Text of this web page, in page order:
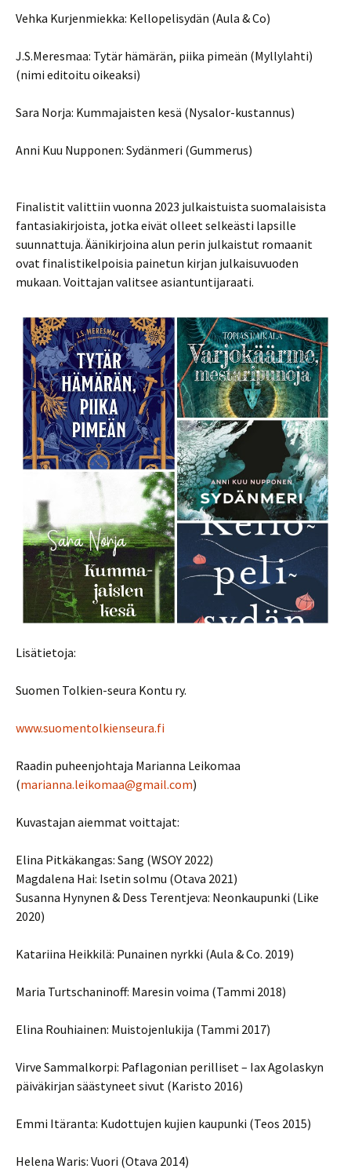
Vehka Kurjenmiekka: Kellopelisydän (Aula & Co)
J.S.Meresmaa: Tytär hämärän, piika pimeän (Myllylahti)
(nimi editoitu oikeaksi)
Sara Norja: Kummajaisten kesä (Nysalor-kustannus)
Anni Kuu Nupponen: Sydänmeri (Gummerus)
Finalistit valittiin vuonna 2023 julkaistuista suomalaisista
fantasiakirjoista, jotka eivät olleet selkeästi lapsille
suunnattuja. Äänikirjoina alun perin julkaistut romaanit
ovat finalistikelpoisia painetun kirjan julkaisuvuoden
mukaan. Voittajan valitsee asiantuntijaraati.
Lisätietoja:
Suomen Tolkien-seura Kontu ry.
www.suomentolkienseura.fi
Raadin puheenjohtaja Marianna Leikomaa
(marianna.leikomaa@gmail.com)
Kuvastajan aiemmat voittajat:
Elina Pitkäkangas: Sang (WSOY 2022)
Magdalena Hai: Isetin solmu (Otava 2021)
Susanna Hynynen & Dess Terentjeva: Neonkaupunki (Like
2020)
Katariina Heikkilä: Punainen nyrkki (Aula & Co. 2019)
Maria Turtschaninoff: Maresin voima (Tammi 2018)
Elina Rouhiainen: Muistojenlukija (Tammi 2017)
Virve Sammalkorpi: Paflagonian perilliset – Iax Agolaskyn
päiväkirjan säästyneet sivut (Karisto 2016)
Emmi Itäranta: Kudottujen kujien kaupunki (Teos 2015)
Helena Waris: Vuori (Otava 2014)